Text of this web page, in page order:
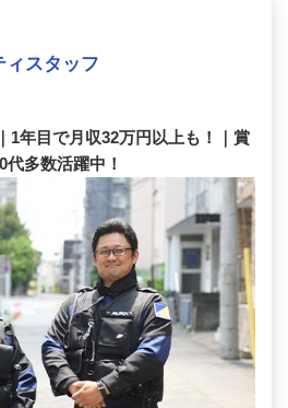
ィスタッフ
1年目で月収32万円以上も！｜賞
多数活躍中！